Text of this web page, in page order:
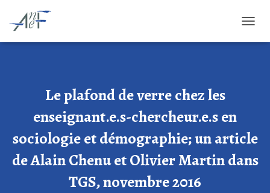
Le plafond de verre chez les
enseignant.e.s-chercheur.e.s en
sociologie et démographie; un article
de Alain Chenu et Olivier Martin dans
TGS, novembre 2016